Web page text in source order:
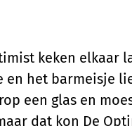
keken elkaar
het barmeisje
een glas en
dat kon De